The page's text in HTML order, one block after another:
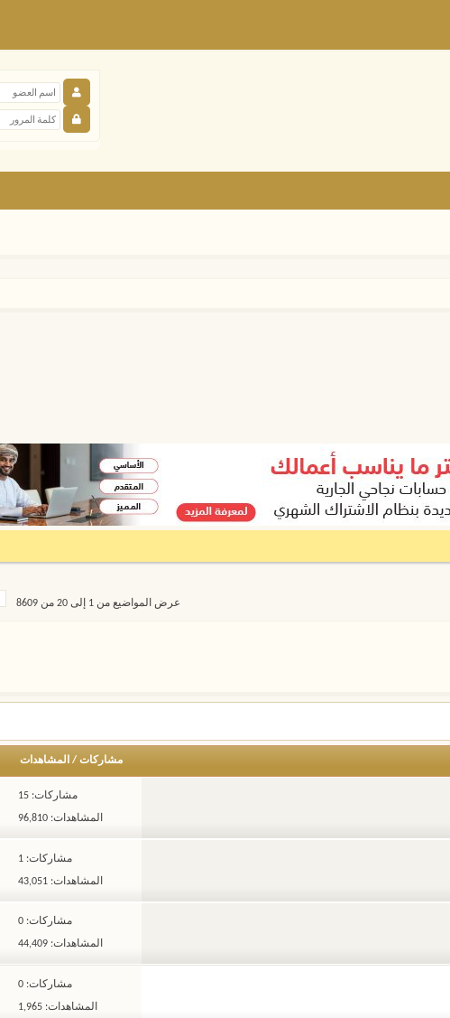
عرض المواضيع من 1 إلى 20 من 8609
مشاركات/ المشاهدات
مشاركات: 15
المشاهدات: 96,810
مشاركات: 1
المشاهدات: 43,051
مشاركات: 0
المشاهدات: 44,409
مشاركات: 0
المشاهدات: 1,965